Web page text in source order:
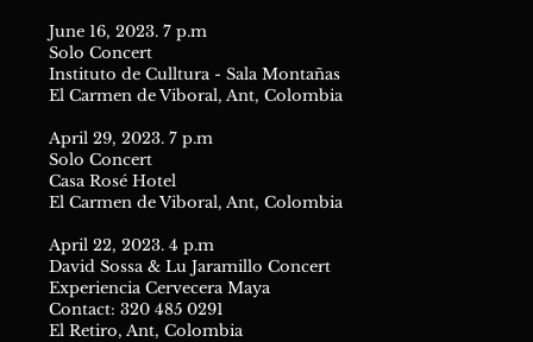
June 16, 2023. 7 p.m
Solo Concert
Instituto de Culltura - Sala Montañas
El Carmen de Viboral, Ant, Colombia
April 29, 2023. 7 p.m
Solo Concert
Casa Rosé Hotel
El Carmen de Viboral, Ant, Colombia
April 22, 2023. 4 p.m
David Sossa & Lu Jaramillo Concert
Experiencia Cervecera Maya
Contact: 320 485 0291
El Retiro, Ant, Colombia